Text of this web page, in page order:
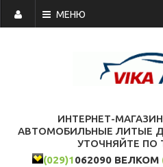
МЕНЮ
ИНТЕРНЕТ-
АВТОМОБИЛЬНЫЕ ЛИТЫЕ
УТОЧНЯЙТЕ ПО
(029)1062090 ВЕЛКОМ